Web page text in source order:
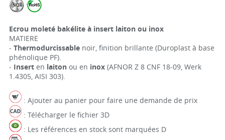
Ecrou moleté bakélite à insert laiton ou inox
MATIERE
- Thermodurcissable noir, finition brillante (Duroplast à base
phénolique PF).
- Inserten laitonou en inox(AFNOR Z 8 CNF 18-09, Werk
1.4305, AISI 303).
: Ajouter au panier pour faire une demande de prix
: Télécharger le fichier 3D
: Les références en stock sont marquées D